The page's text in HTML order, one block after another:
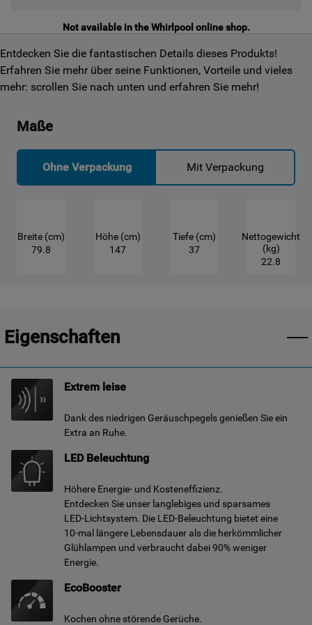
Not available in the Whirlpool online shop.
Entdecken Sie die fantastischen Details dieses Produkts!
Erfahren Sie mehr über seine Funktionen, Vorteile und vieles
mehr: scrollen Sie nach unten und erfahren Sie mehr!
Maße
Ohne Verpackung Mit Verpackung
Breite (cm)
79.8
Höhe (cm)
147
Tiefe (cm)
37
Nettogewicht
(kg)
22.8
Eigenschaften
Extrem leise
Dank des niedrigen Geräuschpegels genießen Sie ein
Extra an Ruhe.
LED Beleuchtung
Höhere Energie- und Kosteneffizienz.
Entdecken Sie unser langlebiges und sparsames
LED-Lichtsystem. Die LED-Beleuchtung bietet eine
10-mal längere Lebensdauer als die herkömmlicher
Glühlampen und verbraucht dabei 90% weniger
Energie.
EcoBooster
Kochen ohne störende Gerüche.